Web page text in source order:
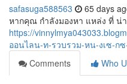
safasuga588563 65 days
หากคุณ กำลังมองหา แหล่ง ที่ น่
https://
ออนไลน-ท-รวบรวม-หน-งเซ-ก
Comments
Who